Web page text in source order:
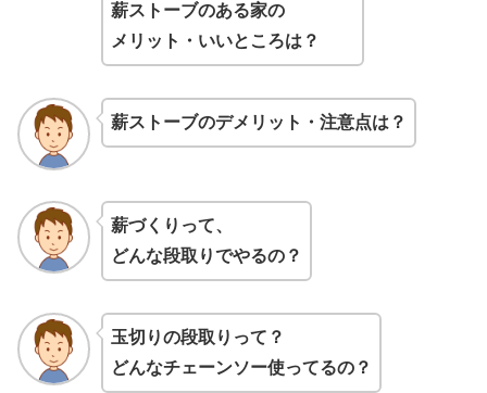
薪ストーブのある家の
メリット・いいところは？
薪スト ーブのデメリット・注意点は？
薪づくりって、
どんな段取りでやるの？
玉切りの段取りって？
どんなチェーンソー使ってるの？